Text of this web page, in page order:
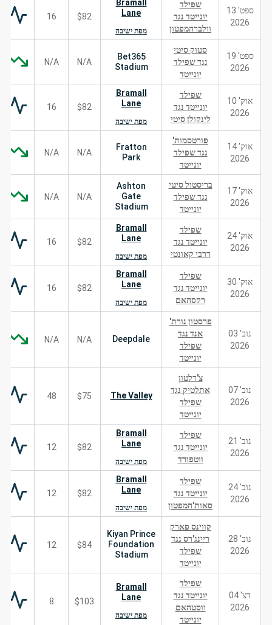
ספט' 13
2026
שפילד
יונייטד נגד
וולברהמפטון
Bramall
Lane
מפת ישיבה
$82
16
ספט' 19
2026
סטוק סיטי
נגד שפילד
יונייטד
Bet365
Stadium
N/A
N/A
אוק' 10
2026
שפילד
יונייטד נגד
לינקולן סיטי
Bramall
Lane
מפת ישיבה
$82
16
אוק' 14
2026
פורטסמות'
נגד שפילד
יונייטד
Fratton
Park
N/A
N/A
אוק' 17
2026
בריסטול סיטי
נגד שפילד
יונייטד
Ashton
Gate
Stadium
N/A
N/A
אוק' 24
2026
שפילד
יונייטד נגד
דרבי קאונטי
Bramall
Lane
מפת ישיבה
$82
16
אוק' 30
2026
שפילד
יונייטד נגד
רקסהאם
Bramall
Lane
מפת ישיבה
$82
16
נוב' 03
2026
פרסטון נורת'
אנד נגד
שפילד
יונייטד
Deepdale
N/A
N/A
נוב' 07
2026
צ'רלטון
אתלטיק נגד
שפילד
יונייטד
The Valley
$75
48
נוב' 21
2026
שפילד
יונייטד נגד
ווטפורד
Bramall
Lane
מפת ישיבה
$82
12
נוב' 24
2026
שפילד
יונייטד נגד
סאות'המפטון
Bramall
Lane
מפת ישיבה
$82
12
נוב' 28
2026
קווינס פארק
ריינג'רס נגד
שפילד
יונייטד
Kiyan Prince
Foundation
Stadium
$84
12
דצ' 04
2026
שפילד
יונייטד נגד
ווסטהאם
יונייטד
Bramall
Lane
מפת ישיבה
$103
8